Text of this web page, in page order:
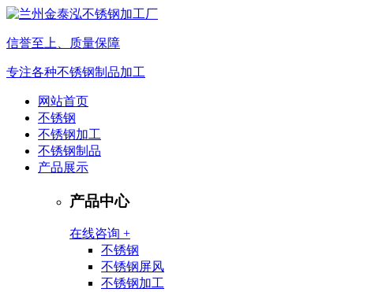
信誉至上、质量保障
专注各种不锈钢制品加工
网站首页
不锈钢
不锈钢加工
不锈钢制品
产品展示
产品中心
在线咨询 +
不锈钢
不锈钢屏风
不锈钢加工